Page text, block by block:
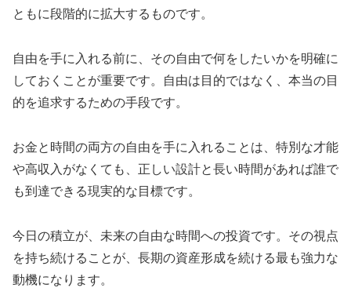
ともに段階的に拡大するものです。
自由を手に入れる前に、その自由で何をしたいかを明確に
しておくことが重要です。自由は目的ではなく、本当の目
的を追求するための手段です。
お金と時間の両方の自由を手に入れることは、特別な才能
や高収入がなくても、正しい設計と長い時間があれば誰で
も到達できる現実的な目標です。
今日の積立が、未来の自由な時間への投資です。その視点
を持ち続けることが、長期の資産形成を続ける最も強力な
動機になります。